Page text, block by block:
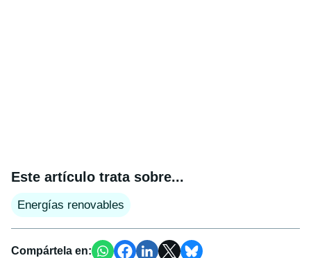
Este artículo trata sobre...
Energías renovables
Compártela en: